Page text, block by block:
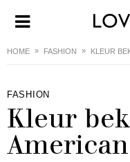
HOME FASHION KLEUR
FASHION
Kleur